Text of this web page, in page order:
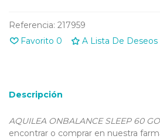
Referencia: 217959
Favorito 0 A Lista De Deseos
Descripción
AQUILEA ONBALANCE SLEEP 60
encontrar o comprar en nuestra